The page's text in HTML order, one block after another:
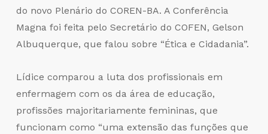
do novo Plenário do COREN-BA. A Conferência
Magna foi feita pelo Secretário do COFEN, Gelson
Albuquerque, que falou sobre “Ética e Cidadania”.
Lídice comparou a luta dos profissionais em
enfermagem com os da área de educação,
profissões majoritariamente femininas, que
funcionam como “uma extensão das funções que